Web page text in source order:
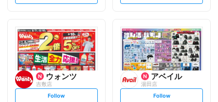
t
o
w
t
l
o
w
ウォンツ
吉敷店
s
Follow
アベイル
湯田店
s
Follow